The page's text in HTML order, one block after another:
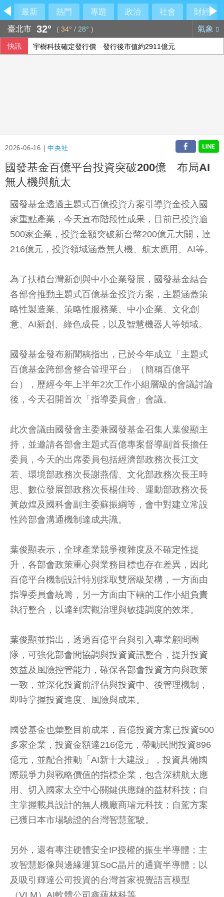
最新 熱門 專題 政治 社會
財經
臺北市 32° ( 34° / 28° ) 氣象
快訊 宇樹科技確定發行價 發行後市值約2911億元
2026-06-16 |中央社
國發基金百億平台投資突破200億 布局AI
無人機與航太
國發基金透過主題式百億投資方案引導資金投入國
家重點產業，今天宣布階段性成果，目前已投資逾
500家企業，投資金額突破新台幣200億元大關，達
216億元，投資領域涵蓋無人機、航太應用、AI等。
為了扶植台灣新創與中小企業發展，國發基金結合
各部會推動主題式百億基金投資方案，主題涵蓋策
略性製造業、策略性服務業、中小企業、文化創
意、AI新創、綠色成長，以及智慧機器人等領域。
國發基金發布新聞稿指出，已於今年成立「主題式
百億基金跨部會整合管理平台」（簡稱百億平
台），歷經今年上半年2次工作小組層級的會議討論
後，今天召開首次「指導委員會」會議。
此次會議由國發會主委兼國發基金召集人葉俊顯主
持，並邀請各部會主題式百億專案督導副首長擔任
委員，今天的出席委員包括經濟部政務次長江文
若、環境部政務次長謝燕儒、文化部政務次長王時
思、數位發展部政務次長楊佳玲、運動部政務次長
黃啟煌及國科會副主委蘇振綱等，會中對建立常設
性跨部會溝通機制達成共識。
葉俊顯表示，全球產業競爭複雜度及不確定性提
升，各部會政策重心與業務目標也存在差異，因此
百億平台機制設計特別採取雙層級架構，一方面由
指導委員會統籌，另一方面由下轄的工作小組負責
執行整合，以達到宏觀治理與敏捷調度的效果。
葉俊顯並指出，透過百億平台與引入專業顧問團
隊，可強化部會間協調與投資資訊整合，提升投資
效益及風險控管能力，確保各部會投資方向與政策
一致，並深化投資前評估與投資中、後管理機制，
即時掌握投資進度、風險與成果。
國發基金也彙整目前成果，百億投資方案已投資500
多家企業，投資金額達216億元，帶動民間投資896
億元，並配合推動「AI新十大建設」，投資具備國
際競爭力與戰略價值的指標企業，包含深耕航太應
用、切入國家太空中心關鍵供應鏈的益材科技；自
主掌握載具設計的無人機廠商璿元科技；自駕方案
已獲日本市場驗證的台灣智慧駕駛。
另外，還有專注硬體安全IP授權的振生半導體；主
攻智慧影像與邊緣運算SoC晶片的通寶半導體；以
及吸引輝達公司投資的台灣首家視覺語言模型
（VLM）AI軟體公司鑫蘊林科等。